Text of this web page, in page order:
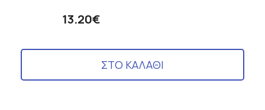
13.20€
ΣΤΟ ΚΑΛΑΘΙ